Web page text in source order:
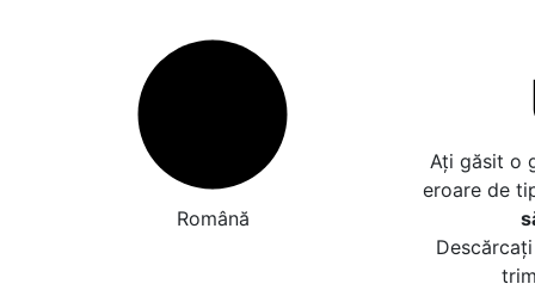
Română
Ați găsit o
eroare de